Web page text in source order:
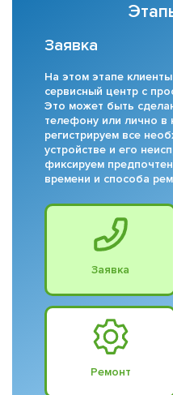
Заявка
На этом этапе
сервисный центр с
Это может быть
телефону или лично
регистрируем все
устройстве и его
фиксируем
времени и способа
Заявка
Ремонт